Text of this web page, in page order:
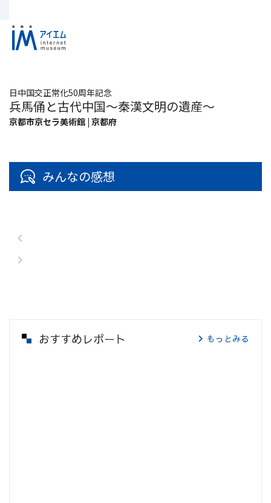
日中国交正常化50周年記念
兵馬俑と古代中国～秦漢文明の遺産～
京都市京セラ美術館 | 京都府
みんなの感想
おすすめレポート もっとみる